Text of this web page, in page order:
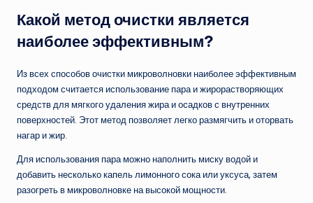
Какой метод очистки является
наиболее эффективным?
Из всех способов очистки микроволновки наиболее эффективным
подходом считается использование пара и жирорастворяющих
средств для мягкого удаления жира и осадков с внутренних
поверхностей. Этот метод позволяет легко размягчить и оторвать
нагар и жир.
Для использования пара можно наполнить миску водой и
добавить несколько капель лимонного сока или уксуса, затем
разогреть в микроволновке на высокой мощности.